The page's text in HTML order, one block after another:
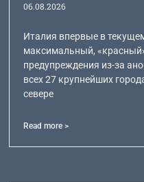
06.08.2026
Италия впервые в
максимальный,
предупреждения из-за
всех 27 крупнейших
севере
Read more >